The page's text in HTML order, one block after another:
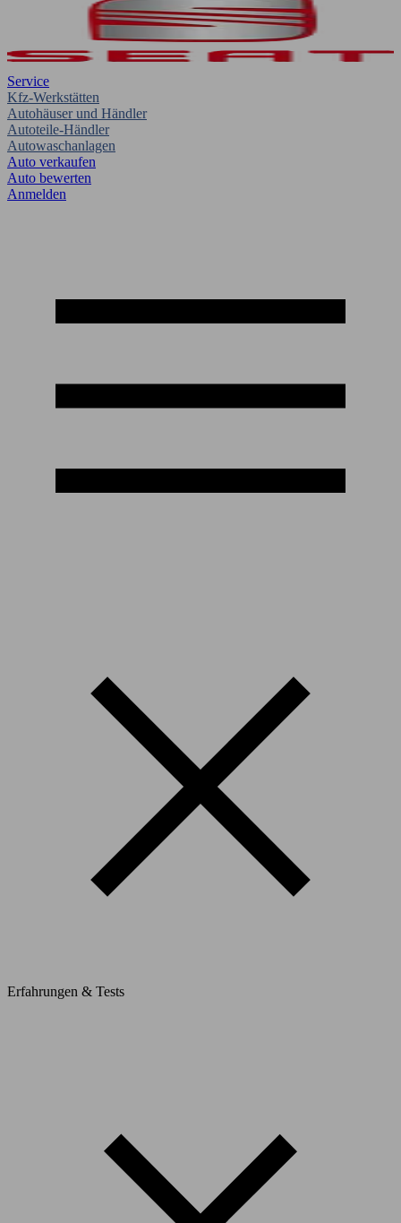
Service
Kfz-Werkstätten
Autohäuser und Händler
Autoteile-Händler
Autowaschanlagen
Auto verkaufen
Auto bewerten
Anmelden
Erfahrungen & Tests